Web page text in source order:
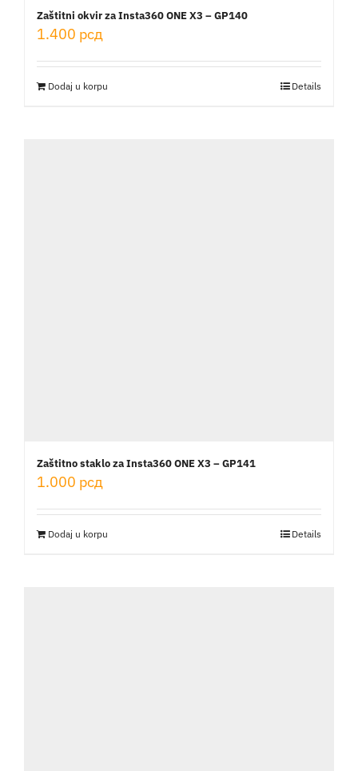
Zaštitni okvir za Insta360 ONE X3 – GP140
1.400 рсд
Dodaj u korpu Details
Zaštitno staklo za Insta360 ONE X3 – GP141
1.000 рсд
Dodaj u korpu Details